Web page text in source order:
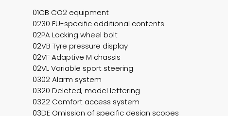
01CB CO2 equipment
0230 EU-specific additional contents
02PA Locking wheel bolt
02VB Tyre pressure display
02VF Adaptive M chassis
02VL Variable sport steering
0302 Alarm system
0320 Deleted, model lettering
0322 Comfort access system
03DE Omission of specific design scopes